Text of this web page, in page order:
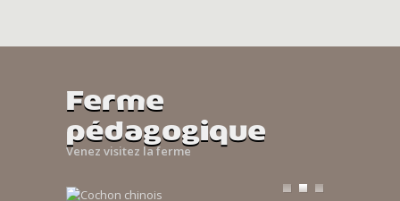
Ferme
pédagogique
Venez visitez la ferme